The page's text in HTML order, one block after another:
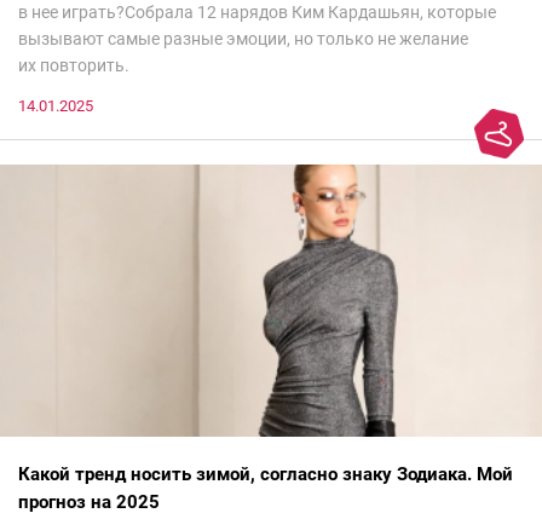
в нее играть?Собрала 12 нарядов Ким Кардашьян, которые
вызывают самые разные эмоции, но только не желание
их повторить.
14.01.2025
Какой тренд носить зимой, согласно знаку Зодиака. Мой
прогноз на 2025